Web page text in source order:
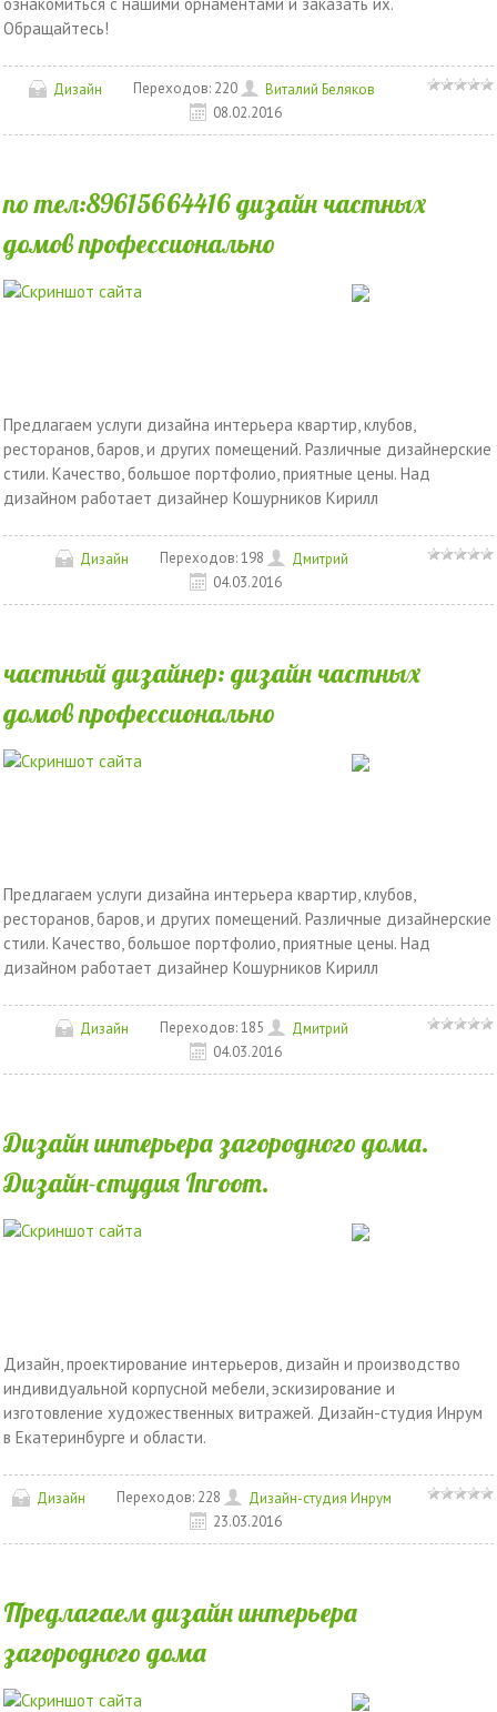
Обращайтесь!
Дизайн Переходов: 220
Виталий Беляков
08.02.2016
по тел:89615664416 дизайн частных
домов профессионально
Предлагаем услуги дизайна интерьера квартир, клубов,
ресторанов, баров, и других помещений. Различные дизайнерские
стили. Качество, большое портфолио, приятные цены. Над
дизайном работает дизайнер Кошурников Кирилл
Дизайн Переходов: 198
Дмитрий
04.03.2016
частный дизайнер: дизайн частных
домов профессионально
Предлагаем услуги дизайна интерьера квартир, клубов,
ресторанов, баров, и других помещений. Различные дизайнерские
стили. Качество, большое портфолио, приятные цены. Над
дизайном работает дизайнер Кошурников Кирилл
Дизайн Переходов: 185
Дмитрий
04.03.2016
Дизайн интерьера загородного дома.
Дизайн-студия Inroom.
Дизайн, проектирование интерьеров, дизайн и производство
индивидуальной корпусной мебели, эскизирование и
изготовление художественных витражей. Дизайн-студия Инрум
в Екатеринбурге и области.
Дизайн Переходов: 228
Дизайн-студия Инрум
23.03.2016
Предлагаем дизайн интерьера
загородного дома